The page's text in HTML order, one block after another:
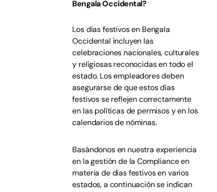
Bengala Occidental?
Los días festivos en Bengala
Occidental incluyen las
celebraciones nacionales, culturales
y religiosas reconocidas en todo el
estado. Los empleadores deben
asegurarse de que estos días
festivos se reflejen correctamente
en las políticas de permisos y en los
calendarios de nóminas.
Basándonos en nuestra experiencia
en la gestión de la Compliance en
materia de días festivos en varios
estados, a continuación se indican